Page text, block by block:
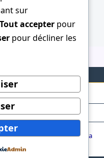
byThème WordPress Astra
sur
Tout accepter pour
pour décliner les